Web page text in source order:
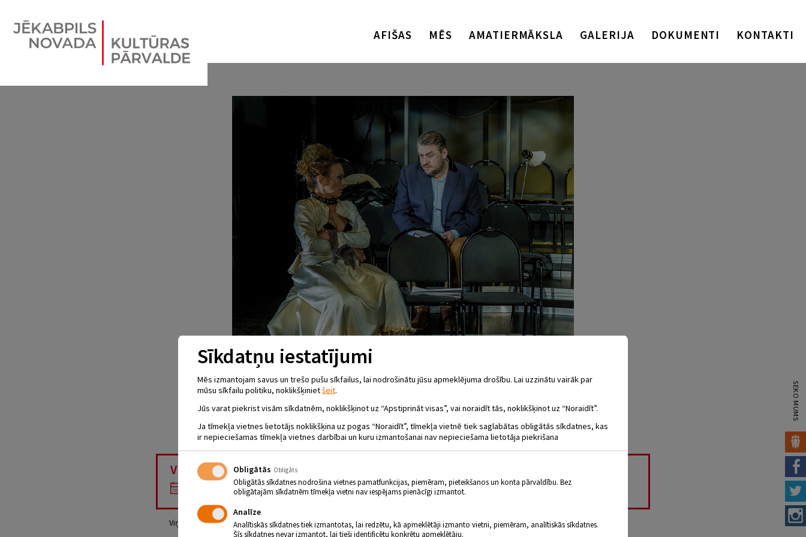
AFIŠAS MĒS AMATIERMĀKSLA GALERIJA DOKUMENTI KONTAKTI
VALMIERAS DRĀMAS TEĀTRA IZRĀDE “VENĒRA KAŽOKĀDĀ”
12.03.2020 - plkst.19.00 KRUSTPILS KULTŪRAS NAMS
Viņš jau ir zaudējis cerību atrast aktrisi galvenajai lomai savā topošajā izrādē. Viņa ir pārliecināta, ka šī loma atbilst tieši viņai.
SEKO MUMS
Sīkdatņu iestatījumi
Mēs izmantojam savus un trešo pušu sīkfailus, lai nodrošinātu jūsu apmeklējuma drošību. Lai uzzinātu vairāk par
mūsu sīkfailu politiku, noklikšķinietšeit.
Jūs varat piekrist visām sīkdatnēm, noklikšķinot uz “Apstiprināt visas”, vai noraidīt tās, noklikšķinot uz “Noraidīt”.
Ja tīmekļa vietnes lietotājs noklikšķina uz pogas “Noraidīt”, tīmekļa vietnē tiek saglabātas obligātās sīkdatnes, kas
ir nepieciešamas tīmekļa vietnes darbībai un kuru izmantošanai nav nepieciešama lietotāja piekrišana
Obligātās Obligāts
Obligātās sīkdatnes nodrošina vietnes pamatfunkcijas, piemēram, pieteikšanos un konta pārvaldību. Bez
obligātajām sīkdatnēm tīmekļa vietni nav iespējams pienācīgi izmantot.
Analīze
Analītiskās sīkdatnes tiek izmantotas, lai redzētu, kā apmeklētāji izmanto vietni, piemēram, analītiskās sīkdatnes.
Šīs sīkdatnes nevar izmantot, lai tieši identificētu konkrētu apmeklētāju.